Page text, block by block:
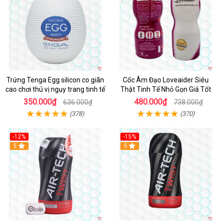
Trứng Tenga Egg silicon co giãn
cao chơi thú vị ngụy trang tinh tế
350.000₫ 636.000₫
(378)
Cốc Âm Đạo Loveaider Siêu
Thật Tinh Tế Nhỏ Gọn Giá Tốt
480.000₫ 738.000₫
(370)
-12%
Hot
5
-15%
Hot
5